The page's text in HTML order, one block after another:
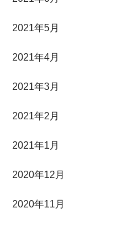
2021年5月
2021年4月
2021年3月
2021年2月
2021年1月
2020年12月
2020年11月